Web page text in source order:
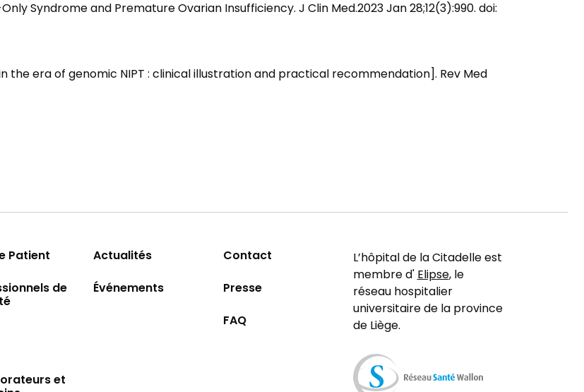
Syndrome and Premature Ovarian Insufficiency. J Clin Med.2023 Jan 28;12(3):990. doi:
the era of genomic NIPT : clinical illustration and practical recommendation]. Rev Med
Patient
de
et
Actualités
Événements
Contact
Presse
FAQ
L’hôpital de la Citadelle est
membre d'Elipse, le
réseau hospitalier
universitaire de la province
de Liège.